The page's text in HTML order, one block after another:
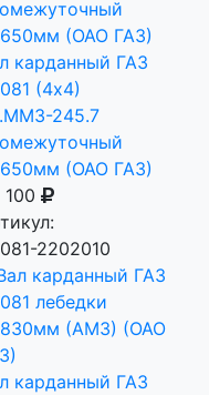
карданный ГАЗ
(4х4)
245.7
(ОАО ГАЗ)
100
2202010
карданный ГАЗ